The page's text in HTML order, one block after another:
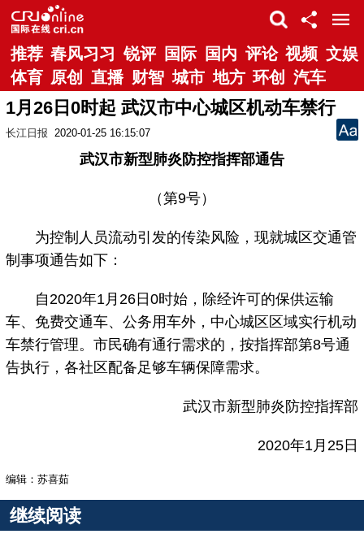
推荐 春风习习 锐评 国际 国内 评论 视频 文娱
体育 原创 直播 财智 城市 地方 环创 汽车
1月26日0时起 武汉市中心城区机动车禁行
长江日报 2020-01-25 16:15:07
武汉市新型肺炎防控指挥部通告
（第9号）
为控制人员流动引发的传染风险，现就城区交通管
制事项通告如下：
自2020年1月26日0时始，除经许可的保供运输
车、免费交通车、公务用车外，中心城区区域实行机动
车禁行管理。市民确有通行需求的，按指挥部第8号通
告执行，各社区配备足够车辆保障需求。
武汉市新型肺炎防控指挥部
2020年1月25日
编辑：苏喜茹
继续阅读